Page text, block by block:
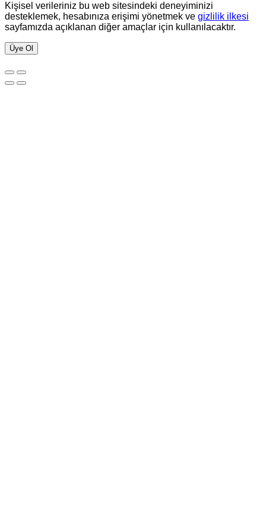
Kişisel verileriniz bu web sitesindeki deneyiminizi
desteklemek, hesabınıza erişimi yönetmek ve gizlilik ilkesi
sayfamızda açıklanan diğer amaçlar için kullanılacaktır.
Üye Ol